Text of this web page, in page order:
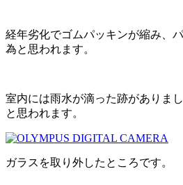
経年劣化でゴムパッキンが縮み、
為と思われます。
室内には雨水が滴った跡がありま
と思われます。
ガラスを取り外したところです。